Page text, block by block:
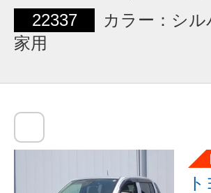
22337
カラー：シル
家用